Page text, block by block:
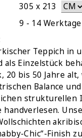
305 x 213
9 - 14 Werktage
Teppich in
als Einzelstück
20 bis 50 Jahre
Balance und
strukturellen
handverlesen.
Chic“-Finish